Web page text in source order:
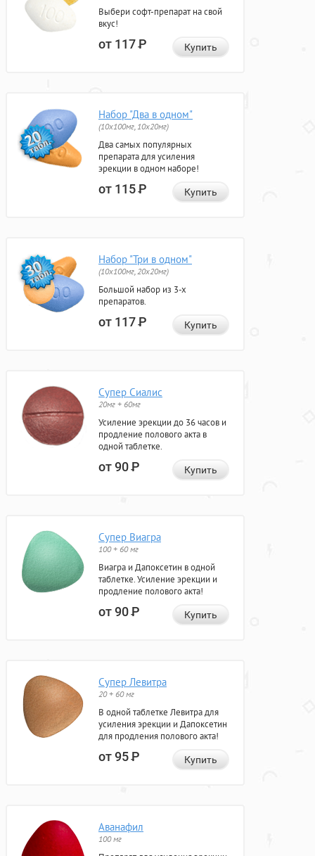
Выбери софт-препарат на свой
вкус!
от 117Р Купить
Набор "Два в одном"
(10x100мг, 10x20мг)
Два самых популярных
препарата для усиления
эрекции в одном наборе!
от 115Р Купить
Набор "Три в одном"
(10x100мг, 20x20мг)
Большой набор из 3-х
препаратов.
от 117Р Купить
Супер Сиалис
20мг + 60мг
Усиление эрекции до 36 часов и
продление полового акта в
одной таблетке.
от 90Р Купить
Супер Виагра
100 + 60 мг
Виагра и Дапоксетин в одной
таблетке. Усиление эрекции и
продление полового акта!
от 90Р Купить
Супер Левитра
20 + 60 мг
В одной таблетке Левитра для
усиления эрекции и Дапоксетин
для продления полового акта!
от 95Р Купить
Аванафил
100 мг